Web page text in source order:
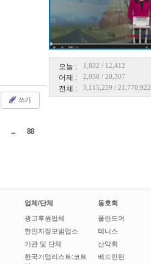
오늘 : 1,832 / 12,412
어제 : 2,058 / 20,307
전체 : 3,115,259 / 21,770,922
쓰기
...
88
업체/단체
광고후원업체
한인지정모범업소
기관 및 단체
한국기업리스트:코트
동호회
폴란드어
테니스
산악회
베드민턴